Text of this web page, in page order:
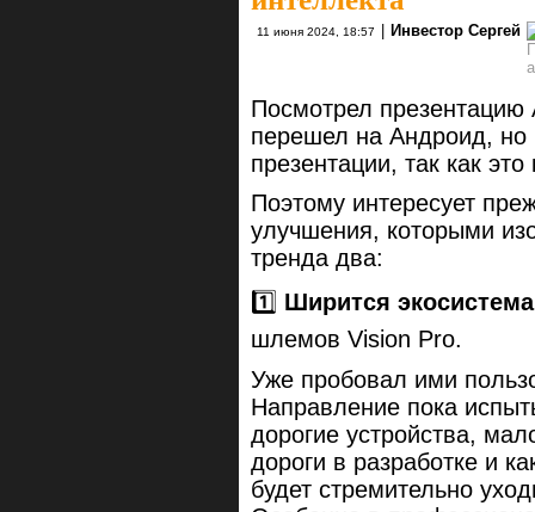
11 июня 2024, 18:57 Инвестор Сергей
Посмотрел
перешел на Андроид, но
презентации, так как
Поэтому интересует
улучшения, которыми
тренда два:
1️⃣ Ширится
шлемов Vision Pro.
Уже пробовал ими
Направление пока
дорогие устройства,
дороги в разработке и
будет стремительно